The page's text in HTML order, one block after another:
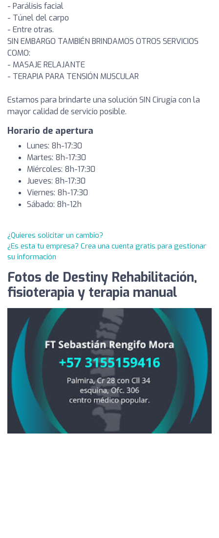
- Parálisis facial
- Túnel del carpo
- Entre otras.
SIN EMBARGO TAMBIÉN BRINDAMOS OTROS SERVICIOS
COMO:
- MASAJE RELAJANTE
- TERAPIA PARA TENSIÓN MUSCULAR
Estamos para brindarte una solución SIN Cirugía con la
mayor calidad de servicio posible.
Horario de apertura
Lunes: 8h-17:30
Martes: 8h-17:30
Miércoles: 8h-17:30
Jueves: 8h-17:30
Viernes: 8h-17:30
Sábado: 8h-12h
¿Quieres solicitar un cambio?
¿Es esta tu empresa? Crea una cuenta gratis para gestionar
su información
Fotos de Destiny Rehabilitación,
fisioterapia y terapia manual